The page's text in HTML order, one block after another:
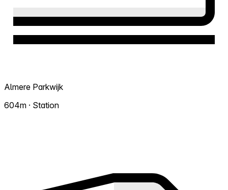
Almere Parkwijk
604m · Station